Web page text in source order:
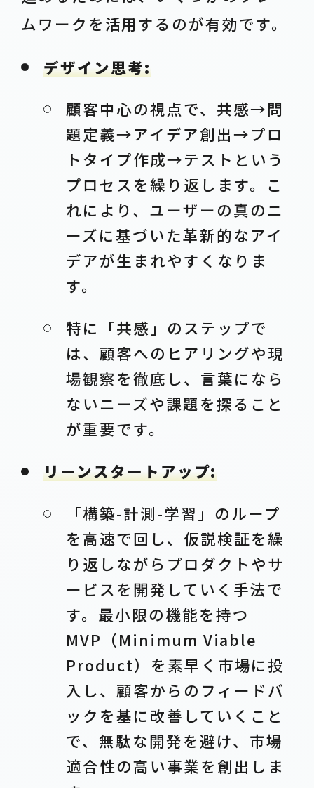
ムワークを活用するのが有効です。
デザイン思考:
顧客中心の視点で、共感→問
題定義→アイデア創出→プロ
トタイプ作成→テストという
プロセスを繰り返します。こ
れにより、ユーザーの真のニ
ーズに基づいた革新的なアイ
デアが生まれやすくなりま
す。
特に「共感」のステップで
は、顧客へのヒアリングや現
場観察を徹底し、言葉になら
ないニーズや課題を探ること
が重要です。
リーンスタートアップ:
「構築-計測-学習」のループ
を高速で回し、仮説検証を繰
り返しながらプロダクトやサ
ービスを開発していく手法で
す。最小限の機能を持つ
MVP（Minimum Viable
Product）を素早く市場に投
入し、顧客からのフィードバ
ックを基に改善していくこと
で、無駄な開発を避け、市場
適合性の高い事業を創出しま